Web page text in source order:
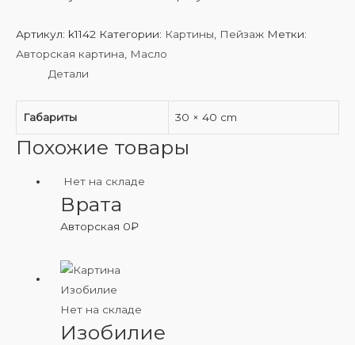
Артикул: k1142 Категории: Картины Пейзаж Метки:
Авторская картина
Масло
Детали
Габариты 30 × 40 cm
Похожие товары
Нет на складе
Врата
Авторская 0₽
Нет на складе
Изобилие